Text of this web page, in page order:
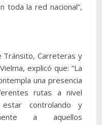
toda la red nacional”,
Tránsito, Carreteras y
explicó que: “La
una presencia
rutas a nivel
controlando y
a aquellos